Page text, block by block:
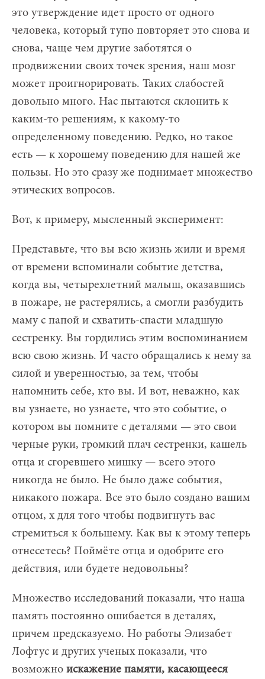
это утверждение идет просто от одного
человека, который тупо повторяет это снова и
снова, чаще чем другие заботятся о
продвижении своих точек зрения, наш мозг
может проигнорировать. Таких слабостей
довольно много. Нас пытаются склонить к
каким-то решениям, к какому-то
определенному поведению. Редко, но такое
есть — к хорошему поведению для нашей же
пользы. Но это сразу же поднимает множество
этических вопросов.
Вот, к примеру, мысленный эксперимент:
Представьте, что вы всю жизнь жили и время
от времени вспоминали событие детства,
когда вы, четырехлетний малыш, оказавшись
в пожаре, не растерялись, а смогли разбудить
маму с папой и схватить-спасти младшую
сестренку. Вы гордились этим воспоминанием
всю свою жизнь. И часто обращались к нему за
силой и уверенностью, за тем, чтобы
напомнить себе, кто вы. И вот, неважно, как
вы узнаете, но узнаете, что это событие, о
котором вы помните с деталями — это свои
черные руки, громкий плач сестренки, кашель
отца и сгоревшего мишку — всего этого
никогда не было. Не было даже события,
никакого пожара. Все это было создано вашим
отцом, х для того чтобы подвигнуть вас
стремиться к большему. Как вы к этому теперь
отнесетесь? Поймёте отца и одобрите его
действия, или будете недовольны?
Множество исследований показали, что наша
память постоянно ошибается в деталях,
причем предсказуемо. Но работы Элизабет
Лофтус и других ученых показали, что
возможно искажение памяти, касающееся